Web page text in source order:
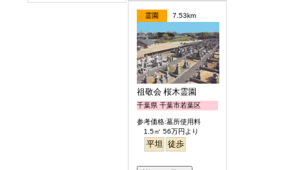
霊園 7.53km
祖敬会 桜木霊園
千葉県 千葉市若葉区
参考価格:墓所使用料
1.5㎡ 56万円より
平坦 徒歩